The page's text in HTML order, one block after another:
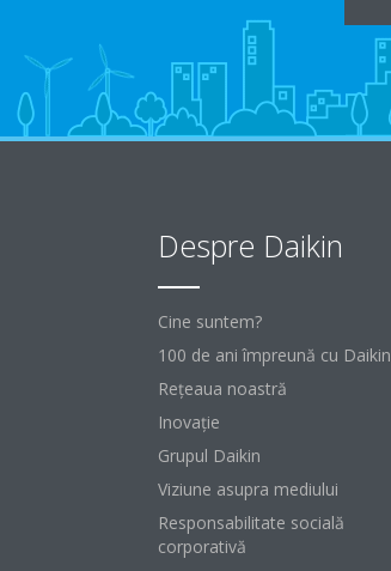
Despre Daikin
Cine suntem?
100 de ani împreună cu Daikin
Reţeaua noastră
Inovaţie
Grupul Daikin
Viziune asupra mediului
Responsabilitate socială
corporativă